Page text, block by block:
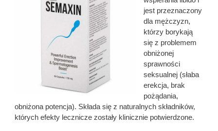
jest przeznaczony
dla mężczyzn,
którzy borykają
się z problemem
obniżonej
sprawności
seksualnej (słaba
erekcja, brak
pożądania,
obniżona potencja). Składa się z naturalnych składników,
których efekty lecznicze zostały klinicznie potwierdzone.